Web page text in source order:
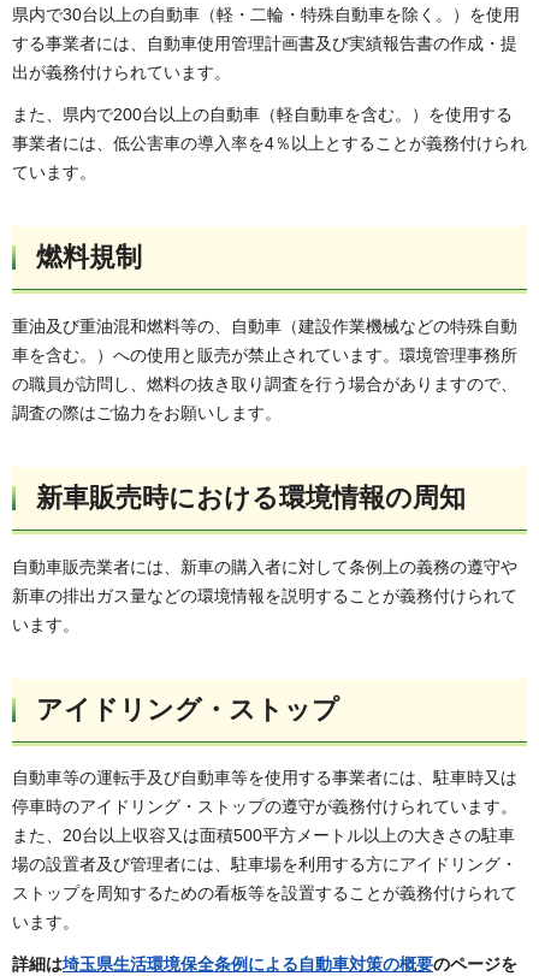
県内で30台以上の自動車（軽・二輪・特殊自動車を除く。）を使用
する事業者には、自動車使用管理計画書及び実績報告書の作成・提
出が義務付けられています。
また、県内で200台以上の自動車（軽自動車を含む。）を使用する
事業者には、低公害車の導入率を4％以上とすることが義務付けられ
ています。
燃料規制
重油及び重油混和燃料等の、自動車（建設作業機械などの特殊自動
車を含む。）への使用と販売が禁止されています。環境管理事務所
の職員が訪問し、燃料の抜き取り調査を行う場合がありますので、
調査の際はご協力をお願いします。
新車販売時における環境情報の周知
自動車販売業者には、新車の購入者に対して条例上の義務の遵守や
新車の排出ガス量などの環境情報を説明することが義務付けられて
います。
アイドリング・ストップ
自動車等の運転手及び自動車等を使用する事業者には、駐車時又は
停車時のアイドリング・ストップの遵守が義務付けられています。
また、20台以上収容又は面積500平方メートル以上の大きさの駐車
場の設置者及び管理者には、駐車場を利用する方にアイドリング・
ストップを周知するための看板等を設置することが義務付けられて
います。
詳細は埼玉県生活環境保全条例による自動車対策の概要のページを